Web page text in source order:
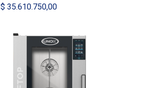
$ 35.610.750,00